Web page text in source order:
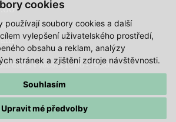
cookies
používají soubory cookies a další
vylepšení uživatelského prostředí,
obsahu a reklam, analýzy
stránek a zjištění zdroje návštěvnosti.
Souhlasím
Upravit mé předvolby
dny a v sobotu 13:00 - 14:00.